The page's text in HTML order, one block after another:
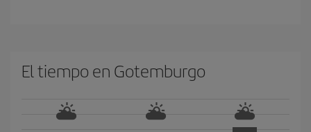
El tiempo en Gotemburgo